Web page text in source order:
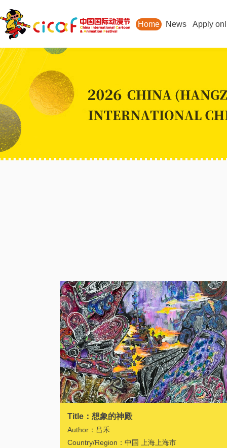
Home News Apply
Title：想象的神殿
Author：吕禾
Country/Region：中国 上海上海市